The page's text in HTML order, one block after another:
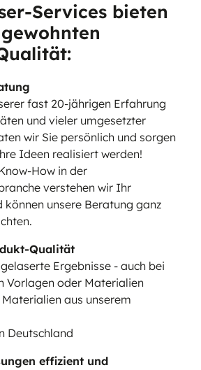
Services bieten
fast 20-jährigen Erfahrung
und vieler umgesetzter
wir Sie persönlich und sorgen
Ideen realisiert werden!
How in der
verstehen wir Ihr
können unsere Beratung ganz
Qualität
Ergebnisse - auch bei
Vorlagen oder Materialien
aus unserem
Deutschland
effizient und